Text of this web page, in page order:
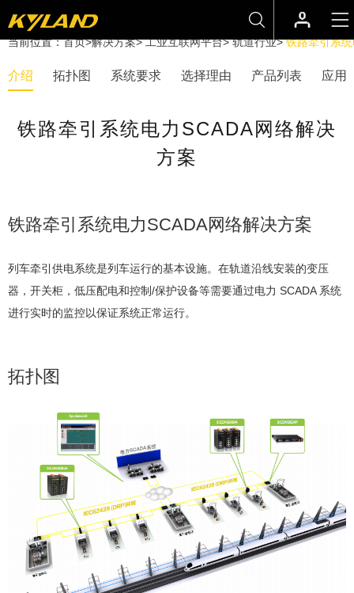
当前位置：首页>解决方案>工业互联网平台>轨道行业>铁路牵引系
介绍 拓扑图 系统要求 选择理由 产品列表 应用
铁路牵引系统电力SCADA网络解决
方案
铁路牵引系统电力SCADA网络解决方案
列车牵引供电系统是列车运行的基本设施。在轨道沿线安装的变压
器，开关柜，低压配电和控制/保护设备等需要通过电力 SCADA 系统
进行实时的监控以保证系统正常运行。
拓扑图